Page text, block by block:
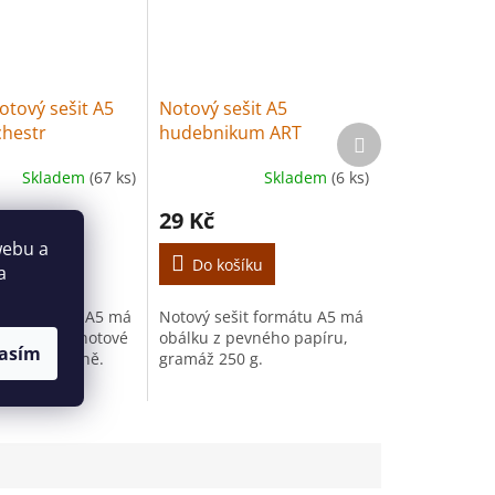
a
sešit A5
Skladem(67 ks)
formátu A5 má
stran, 4 notové
jedné straně.
Notový sešit A5
hudebnikum ART
Skladem (6 ks)
29 Kč
Do košíku
Notový sešit formátu A5 má
obálku z pevného papíru,
gramáž 250 g.
Další
produkt